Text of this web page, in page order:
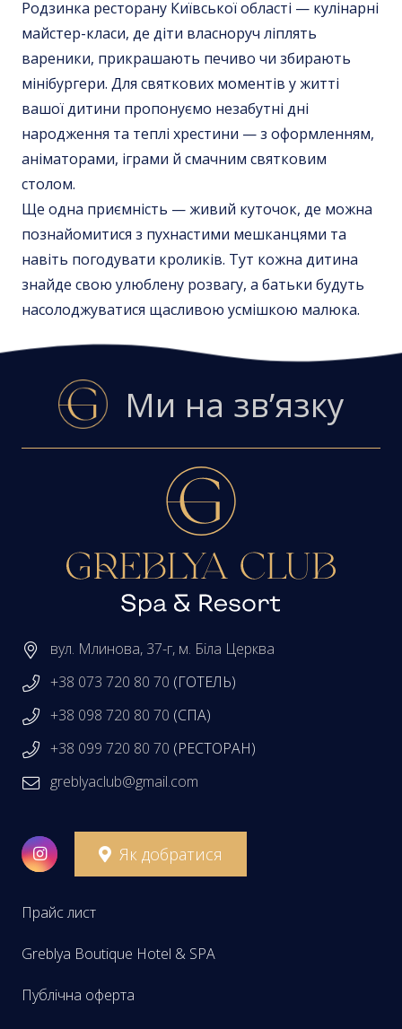
Родзинка ресторану Київської області — кулінарні
майстер-класи, де діти власноруч ліплять
вареники, прикрашають печиво чи збирають
мінібургери. Для святкових моментів у житті
вашої дитини пропонуємо незабутні дні
народження та теплі хрестини — з оформленням,
аніматорами, іграми й смачним святковим
столом.
Ще одна приємність — живий куточок, де можна
познайомитися з пухнастими мешканцями та
навіть погодувати кроликів. Тут кожна дитина
знайде свою улюблену розвагу, а батьки будуть
насолоджуватися щасливою усмішкою малюка.
Ми на зв’язку
вул. Млинова, 37-г, м. Біла Церква
+38 073 720 80 70 (ГОТЕЛЬ)
+38 098 720 80 70 (СПА)
+38 099 720 80 70 (РЕСТОРАН)
greblyaclub@gmail.com
Як добратися
Прайс лист
Greblya Boutique Hotel & SPA
Публічна оферта